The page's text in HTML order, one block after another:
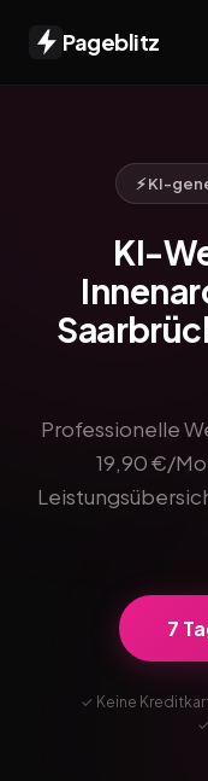
Pageblitz
⚡ KI-
KI-
Professionelle
19,90 €/
7
✓ Keine